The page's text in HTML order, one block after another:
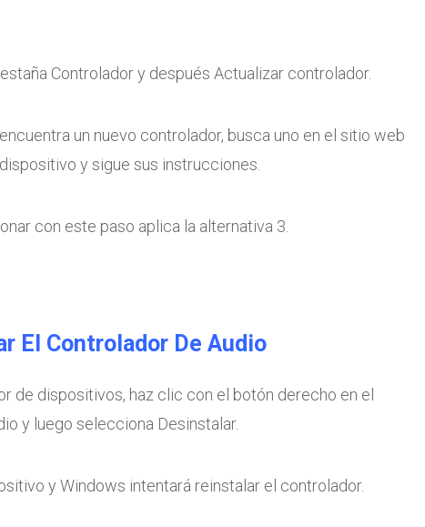
Controlador y después Actualizar controlador.
un nuevo controlador, busca uno en el sitio web
y sigue sus instrucciones.
con este paso aplica la alternativa 3.
El Controlador De Audio
de dispositivos, haz clic con el botón derecho en el
y luego selecciona Desinstalar.
y Windows intentará reinstalar el controlador.